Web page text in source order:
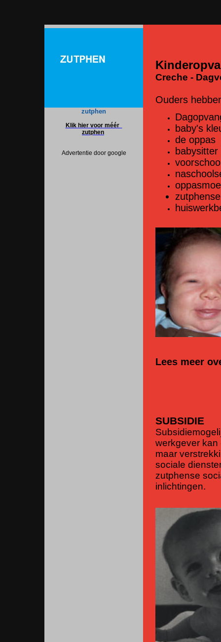
zutphen
Klik hier voor méér
zutphen
Advertentie door google
Creche -
Ouders
baby's
de oppas
Lees meer
SUBSIDIE
werkgever
maar
sociale
zutphense
inlichtingen.